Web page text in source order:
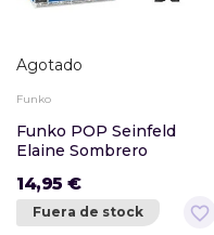
Agotado
Funko
Funko POP Seinfeld
Elaine Sombrero
14,95 €
favorite_border
Fuera de stock